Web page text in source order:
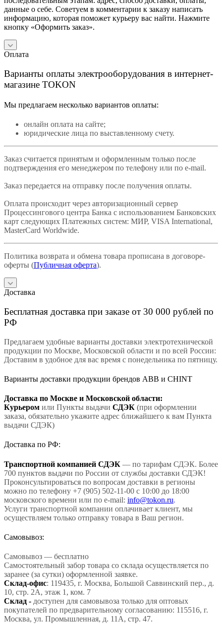
данные о себе. Советуем в комментарии к заказу написать
информацию, которая поможет курьеру вас найти. Нажмите
кнопку «Оформить заказ».
Оплата
Варианты оплаты электрооборудования в интернет-
магазине TOKON
Мы предлагаем несколько вариантов оплаты:
онлайн оплата на сайте;
юридические лица по выставленному счету.
Заказ считается принятым и оформленным только после
подтверждения его менеджером по телефону или по e-mail.
Заказ передается на отправку после получения оплаты.
Оплата происходит через авторизационный сервер
Процессингового центра Банка с использованием Банковских
карт следующих Платежных систем: МИР, VISA International,
MasterCard Worldwide.
Политика возврата и обмена товара прописана в договоре-
оферты (Публичная оферта).
Доставка
Бесплатная доставка при заказе от 30 000 рублей по
РФ
Предлагаем удобные варианты доставки электротехнической
продукции по Москве, Московской области и по всей России:
Доставим в удобное для вас время с понедельника по пятницу.
Варианты доставки продукции брендов ABB и CHINT
Доставка по Москве и Московской области:
Курьером или Пункты выдачи СДЭК (при оформлении
заказа, обязательно укажите адрес ближайшего к вам Пункта
выдачи СДЭК)
Доставка по РФ:
Транспортной компанией СДЭК — по тарифам СДЭК. Более
700 пунктов выдачи по России от службы доставки СДЭК!
Проконсультироваться по вопросам доставки в регионы
можно по телефону +7 (905) 502-11-00 с 10:00 до 18:00
московского времени или по e-mail: info@tokon.ru.
Услуги транспортной компании оплачивает клиент, мы
осуществляем только отправку товара в Ваш регион.
Самовывоз:
Самовывоз — бесплатно
Самостоятельный забор товара со склада осуществляется по
заранее (за сутки) оформленной заявке.
Склад-офис: 119435, г. Москва, Большой Саввинский пер., д.
10, стр. 2А, этаж 1, ком. 7
Склад - доступен для самовывоза только для оптовых
покупателей по предварительному согласованию: 115516, г.
Москва, ул. Промышленная, д. 11А, стр. 47.